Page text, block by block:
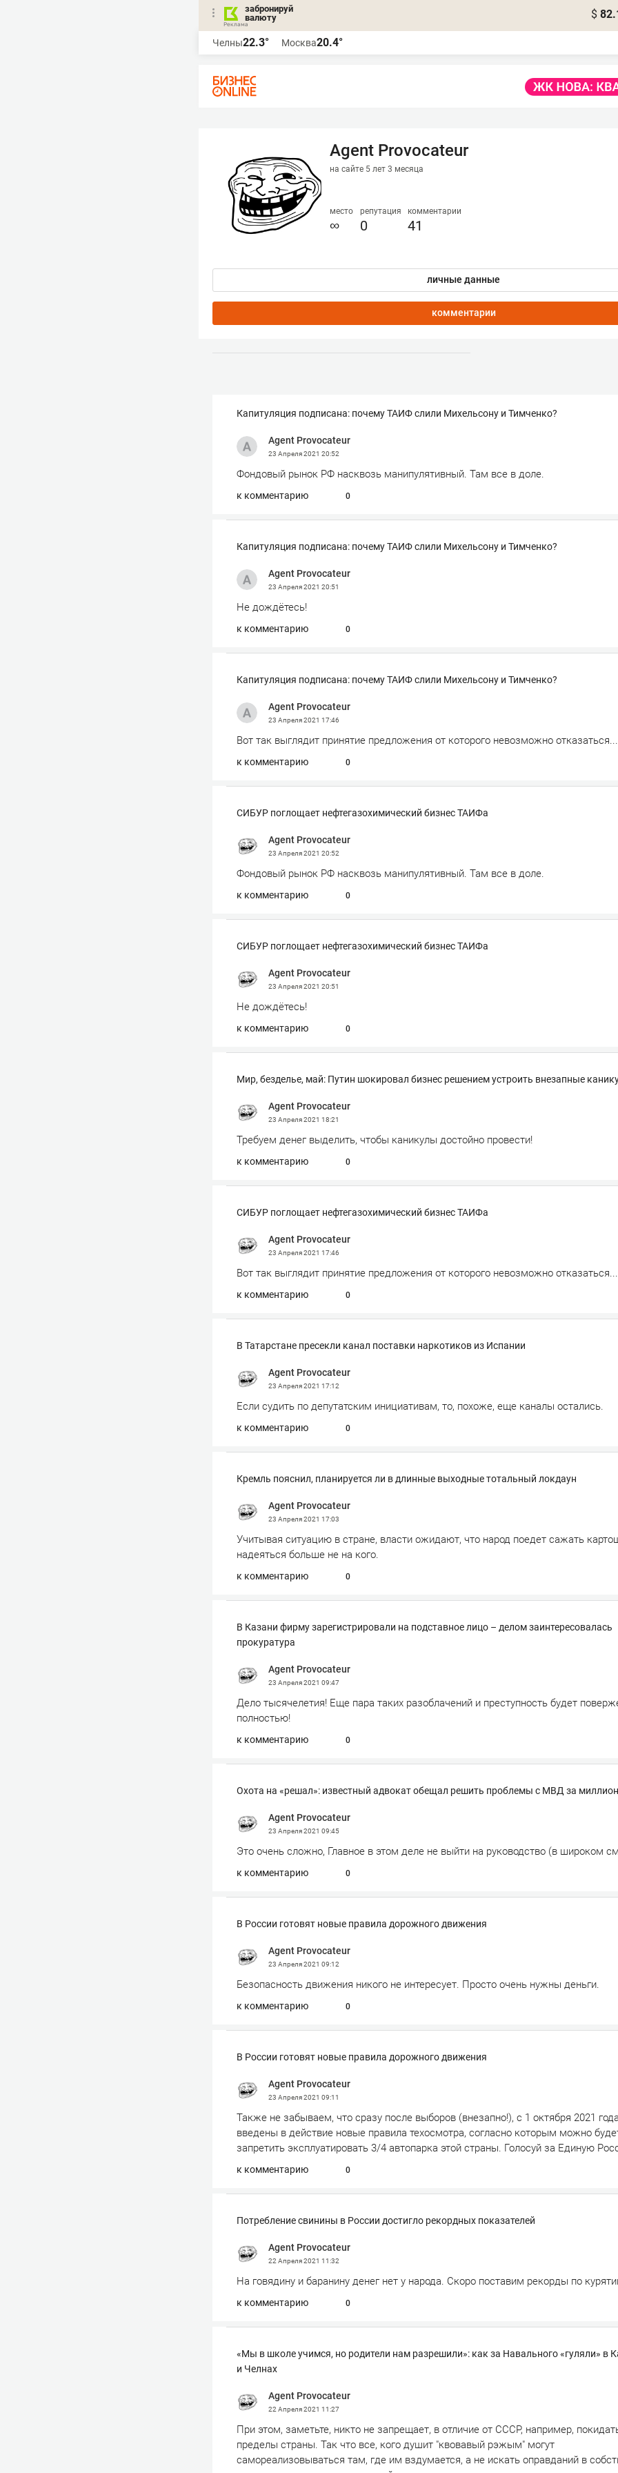
забронируй
валюту
$
Челны22.3° Москва20.4°
Agent Provocateur
на сайте 5 лет 3 месяца
место
∞
репутация
0
комментарии
41
личные данные
комментарии
Капитуляция подписана: почему ТАИФ слили Михельсону и Тимченко?
Agent Provocateur
23 Апреля 2021 20:52
Фондовый рынок РФ насквозь манипулятивный. Там все в доле.
к комментарию 0
Капитуляция подписана: почему ТАИФ слили Михельсону и Тимченко?
Agent Provocateur
23 Апреля 2021 20:51
Не дождётесь!
к комментарию 0
Капитуляция подписана: почему ТАИФ слили Михельсону и Тимченко?
Agent Provocateur
23 Апреля 2021 17:46
Вот так выглядит принятие предложения от которого невозможно отказаться...
к комментарию 0
СИБУР поглощает нефтегазохимический бизнес ТАИФа
Agent Provocateur
23 Апреля 2021 20:52
Фондовый рынок РФ насквозь манипулятивный. Там все в доле.
к комментарию 0
СИБУР поглощает нефтегазохимический бизнес ТАИФа
Agent Provocateur
23 Апреля 2021 20:51
Не дождётесь!
к комментарию 0
Мир, безделье, май: Путин шокировал бизнес решением устроить внезапные
Agent Provocateur
23 Апреля 2021 18:21
Требуем денег выделить, чтобы каникулы достойно провести!
к комментарию 0
СИБУР поглощает нефтегазохимический бизнес ТАИФа
Agent Provocateur
23 Апреля 2021 17:46
Вот так выглядит принятие предложения от которого невозможно отказаться...
к комментарию 0
В Татарстане пресекли канал поставки наркотиков из Испании
Agent Provocateur
23 Апреля 2021 17:12
Если судить по депутатским инициативам, то, похоже, еще каналы остались.
к комментарию 0
Кремль пояснил, планируется ли в длинные выходные тотальный локдаун
Agent Provocateur
23 Апреля 2021 17:03
Учитывая ситуацию в стране, власти ожидают, что народ поедет сажать
надеяться больше не на кого.
к комментарию 0
В Казани фирму зарегистрировали на подставное лицо – делом заинтересовалась
прокуратура
Agent Provocateur
23 Апреля 2021 09:47
Дело тысячелетия! Еще пара таких разоблачений и преступность будет
полностью!
к комментарию 0
Охота на «решал»: известный адвокат обещал решить проблемы с МВД за
Agent Provocateur
23 Апреля 2021 09:45
Это очень сложно, Главное в этом деле не выйти на руководство (в широком
к комментарию 0
В России готовят новые правила дорожного движения
Agent Provocateur
23 Апреля 2021 09:12
Безопасность движения никого не интересует. Просто очень нужны деньги.
к комментарию 0
В России готовят новые правила дорожного движения
Agent Provocateur
23 Апреля 2021 09:11
Также не забываем, что сразу после выборов (внезапно!), с 1 октября 2021
введены в действие новые правила техосмотра, согласно которым можно
запретить эксплуатировать 3/4 автопарка этой страны. Голосуй за Единую
к комментарию 0
Потребление свинины в России достигло рекордных показателей
Agent Provocateur
22 Апреля 2021 11:32
На говядину и баранину денег нет у народа. Скоро поставим рекорды по
к комментарию 0
«Мы в школе учимся, но родители нам разрешили»: как за Навального «гуляли» в
и Челнах
Agent Provocateur
22 Апреля 2021 11:27
При этом, заметьте, никто не запрещает, в отличие от СССР, например,
пределы страны. Так что все, кого душит "квовавый рэжым" могут
самореализовываться там, где им вздумается, а не искать оправданий в